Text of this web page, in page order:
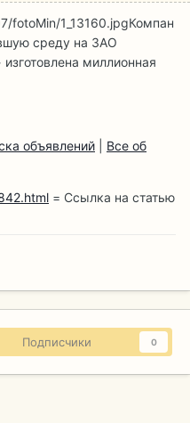
fotoMin/1_13160.jpgКомпан
среду на ЗАО
миллионная
объявлений
Все об
= Ссылка на статью
Подписчики 0